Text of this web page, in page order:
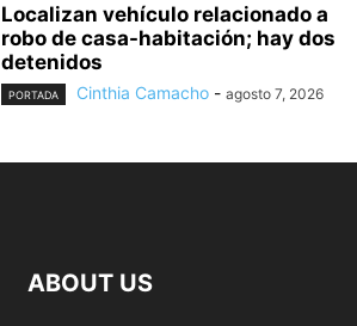
Localizan vehículo relacionado a
robo de casa-habitación; hay dos
detenidos
PORTADA Cinthia Camacho - agosto 7, 2026
ABOUT US